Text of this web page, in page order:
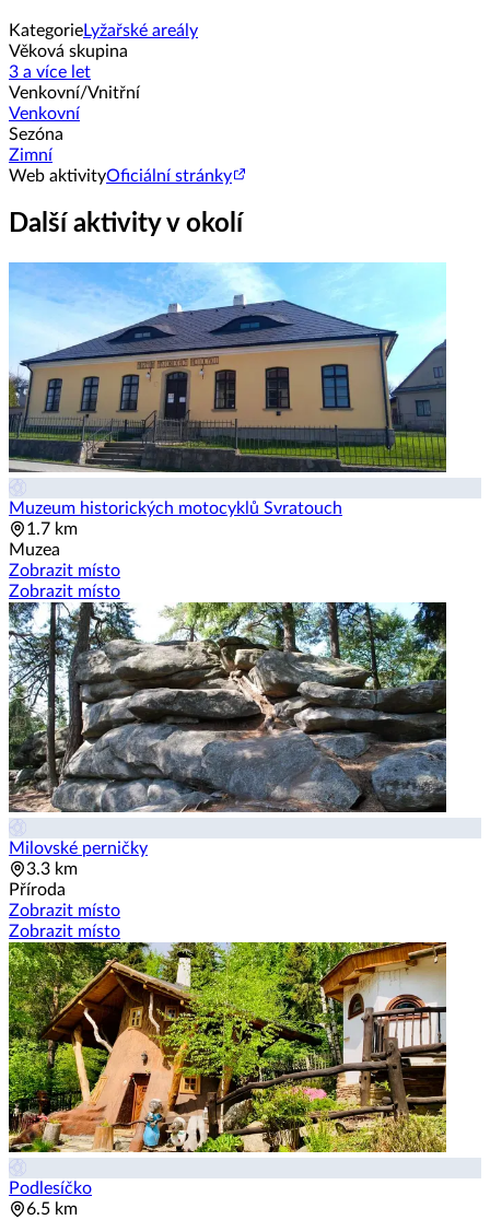
KategorieLyžařské areály
Věková skupina
3 a více let
Venkovní/Vnitřní
Venkovní
Sezóna
Zimní
Web aktivityOficiální stránky
Další aktivity v okolí
Muzeum historických motocyklů Svratouch
1.7 km
Muzea
Zobrazit místo
Zobrazit místo
Milovské perničky
3.3 km
Příroda
Zobrazit místo
Zobrazit místo
Podlesíčko
6.5 km